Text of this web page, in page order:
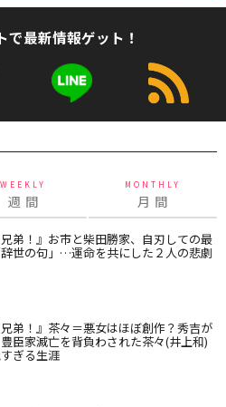
で最新情報ゲット！
WEEKLY
週 間
MONTHLY
月 間
兄弟！』お市と柴田勝家、自刃しての最
世の句」…運命を共にした２人の悲劇
兄弟！』茶々＝悪女はほぼ創作？秀吉が
臣家滅亡を背負わされた茶々(井上和)
ぎる生涯